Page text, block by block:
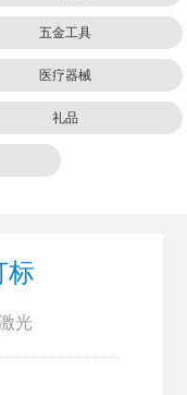
五金工具
医疗器械
礼品
标
光